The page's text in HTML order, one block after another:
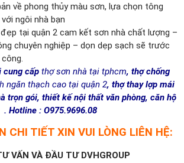
về phong thủy màu sơn, lựa chọn tông
ngôi nhà bạn
tại quận 2 cam kết sơn nhà chất lượng –
chuyên nghiệp – dọn dẹp sạch sẽ trước
cung cấp thợ sơn nhà tại tphcm, thợ chống
ngăn thạch cao tại quận 2, thợ thay lợp mái
trọn gói, thiết kế nội thất văn phòng, căn hộ
. Hotline : O975.9696.08
CHI TIẾT XIN VUI LÒNG LIÊN HỆ:
VẤN VÀ ĐẦU TƯ DVHGROUP